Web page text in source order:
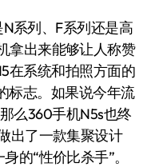
系列、F系列还是高
拿出来能够让人称赞
在系统和拍照方面的
标志。如果说今年流
么360手机N5s也终
出了一款集聚设计
的“性价比杀手”。